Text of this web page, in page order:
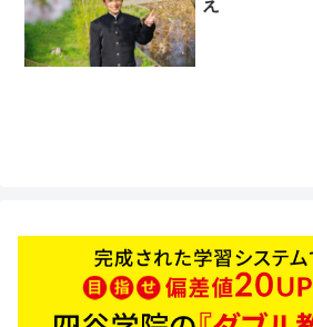
え